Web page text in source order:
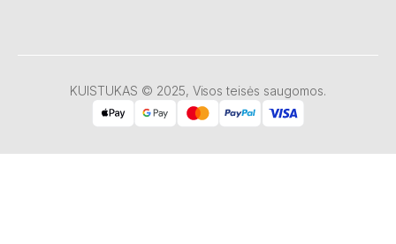
KUISTUKAS © 2025, Visos teisės saugomos.